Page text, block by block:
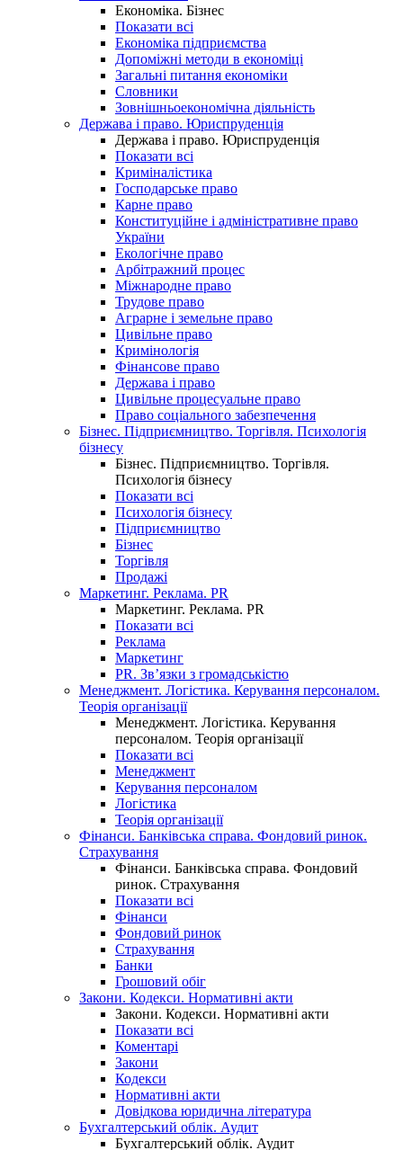
Економіка. Бізнес
Показати всі
Економіка підприємства
Допоміжні методи в економіці
Загальні питання економіки
Словники
Зовнішньоекономічна діяльність
Держава і право. Юриспруденція
Держава і право. Юриспруденція
Показати всі
Криміналістика
Господарське право
Карне право
Конституційне і адміністративне право
України
Екологічне право
Арбітражний процес
Міжнародне право
Трудове право
Аграрне і земельне право
Цивільне право
Кримінологія
Фінансове право
Держава і право
Цивільне процесуальне право
Право соціального забезпечення
Бізнес. Підприємництво. Торгівля. Психологія
бізнесу
Бізнес. Підприємництво. Торгівля.
Психологія бізнесу
Показати всі
Психологія бізнесу
Підприємництво
Бізнес
Торгівля
Продажі
Маркетинг. Реклама. PR
Маркетинг. Реклама. PR
Показати всі
Реклама
Маркетинг
PR. Зв’язки з громадськістю
Менеджмент. Логістика. Керування персоналом.
Теорія організації
Менеджмент. Логістика. Керування
персоналом. Теорія організації
Показати всі
Менеджмент
Керування персоналом
Логістика
Теорія організації
Фінанси. Банківська справа. Фондовий ринок.
Страхування
Фінанси. Банківська справа. Фондовий
ринок. Страхування
Показати всі
Фінанси
Фондовий ринок
Страхування
Банки
Грошовий обіг
Закони. Кодекси. Нормативні акти
Закони. Кодекси. Нормативні акти
Показати всі
Коментарі
Закони
Кодекси
Нормативні акти
Довідкова юридична література
Бухгалтерський облік. Аудит
Бухгалтерський облік. Аудит